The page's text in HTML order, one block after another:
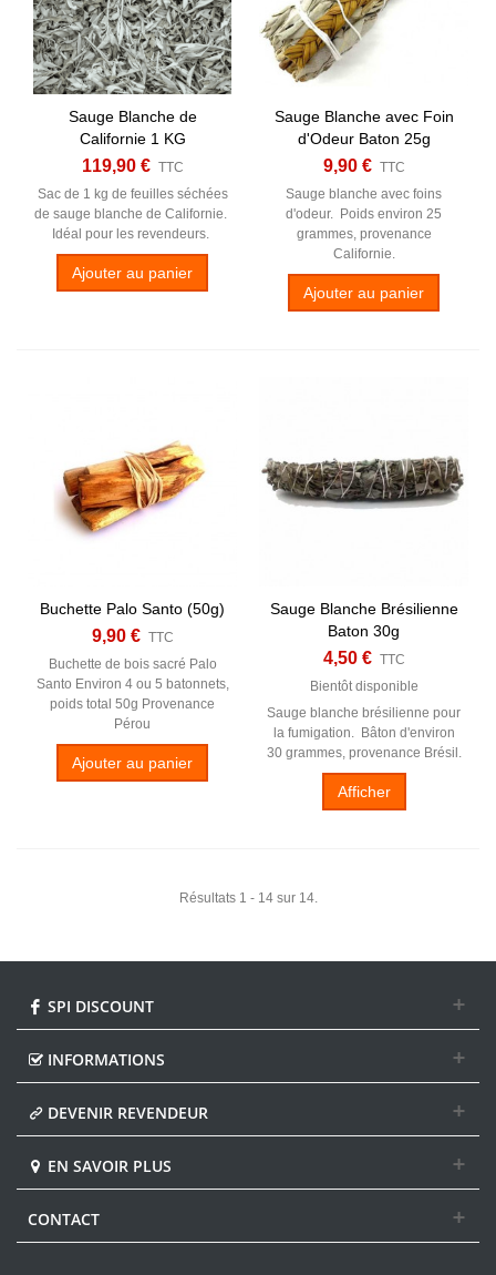
Sauge Blanche de
Californie 1 KG
119,90 € TTC
Sac de 1 kg de feuilles séchées
de sauge blanche de Californie.
Idéal pour les revendeurs.
Ajouter au panier
Sauge Blanche avec Foin
d'Odeur Baton 25g
9,90 € TTC
Sauge blanche avec foins
d'odeur. Poids environ 25
grammes, provenance
Californie.
Ajouter au panier
Buchette Palo Santo (50g)
9,90 € TTC
Buchette de bois sacré Palo
Santo Environ 4 ou 5 batonnets,
poids total 50g Provenance
Pérou
Ajouter au panier
Sauge Blanche Brésilienne
Baton 30g
4,50 € TTC
Bientôt disponible
Sauge blanche brésilienne pour
la fumigation. Bâton d'environ
30 grammes, provenance Brésil.
Afficher
Résultats 1 - 14 sur 14.
SPI DISCOUNT
INFORMATIONS
DEVENIR REVENDEUR
EN SAVOIR PLUS
CONTACT